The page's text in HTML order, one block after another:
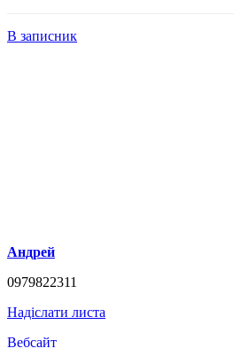
В записник
Андрей
0979822311
Надіслати листа
Вебсайт